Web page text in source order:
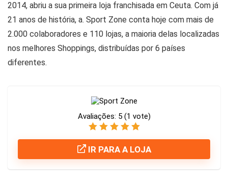
2014, abriu a sua primeira loja franchisada em Ceuta. Com já
21 anos de história, a. Sport Zone conta hoje com mais de
2.000 colaboradores e 110 lojas, a maioria delas localizadas
nos melhores Shoppings, distribuídas por 6 países
diferentes.
Avaliações: 5 (1 vote)
IR PARA A LOJA